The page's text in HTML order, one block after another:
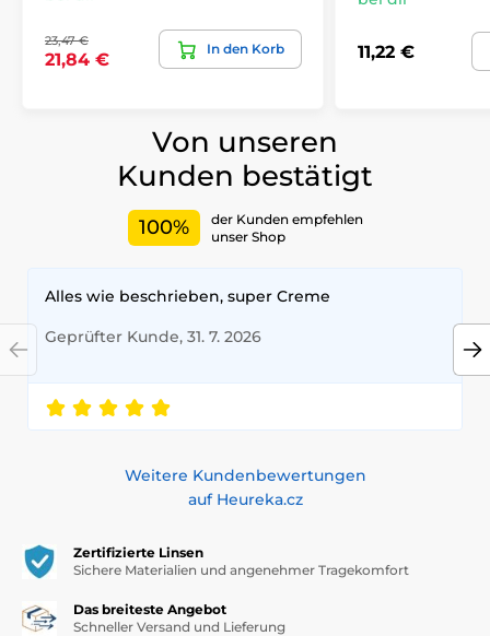
23,47 €
21,84 €
In den Korb 11,22 €
Von unseren
Kunden bestätigt
100%
der Kunden empfehlen
unser Shop
Alles wie beschrieben, super Creme
Geprüfter Kunde, 31. 7. 2026
Weitere Kundenbewertungen
auf Heureka.cz
Zertifizierte Linsen
Sichere Materialien und angenehmer Tragekomfort
Das breiteste Angebot
Schneller Versand und Lieferung